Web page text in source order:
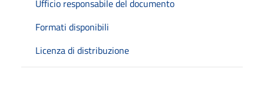
Ufficio responsabile del documento
Formati disponibili
Licenza di distribuzione